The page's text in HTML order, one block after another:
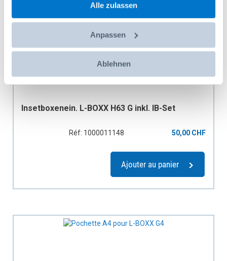
Alle zulassen
Anpassen
Ablehnen
Insetboxenein. L-BOXX H63 G inkl. IB-Set
Réf: 1000011148 50,00 CHF
Ajouter au panier